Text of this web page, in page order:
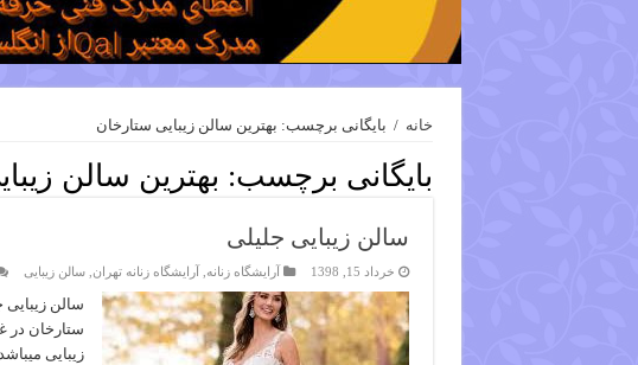
خانه / بایگانی برچسب: بهترین سالن زیبایی ستارخان
بایگانی برچسب: بهترین سالن
سالن زیبایی جلیلی
خرداد 15, 1398 آرایشگاه زنانه ,آرایشگاه زنانه تهران ,سالن زیبایی
سالن زیبایی
ستارخان در
زیبایی